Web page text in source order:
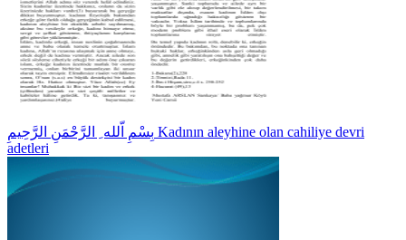
بِسْمِ اّلله ِ الرَّحْمَنِ الرَّحِيمِ Kadının aleyhine olan cahiliye devri
adetleri